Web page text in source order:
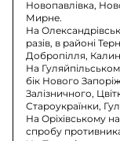
Новопавлівка,
Мирне.
На
разів, в районі
Добропілля,
На
бік Нового
Залізничного,
Староукраїнки,
На Оріхівському
спробу